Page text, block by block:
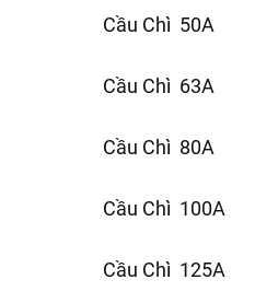
Cầu Chì 50A
Cầu Chì 63A
Cầu Chì 80A
Cầu Chì 100A
Cầu Chì 125A